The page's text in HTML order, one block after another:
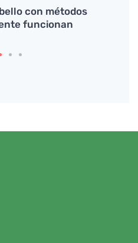
con métodos
funcionan